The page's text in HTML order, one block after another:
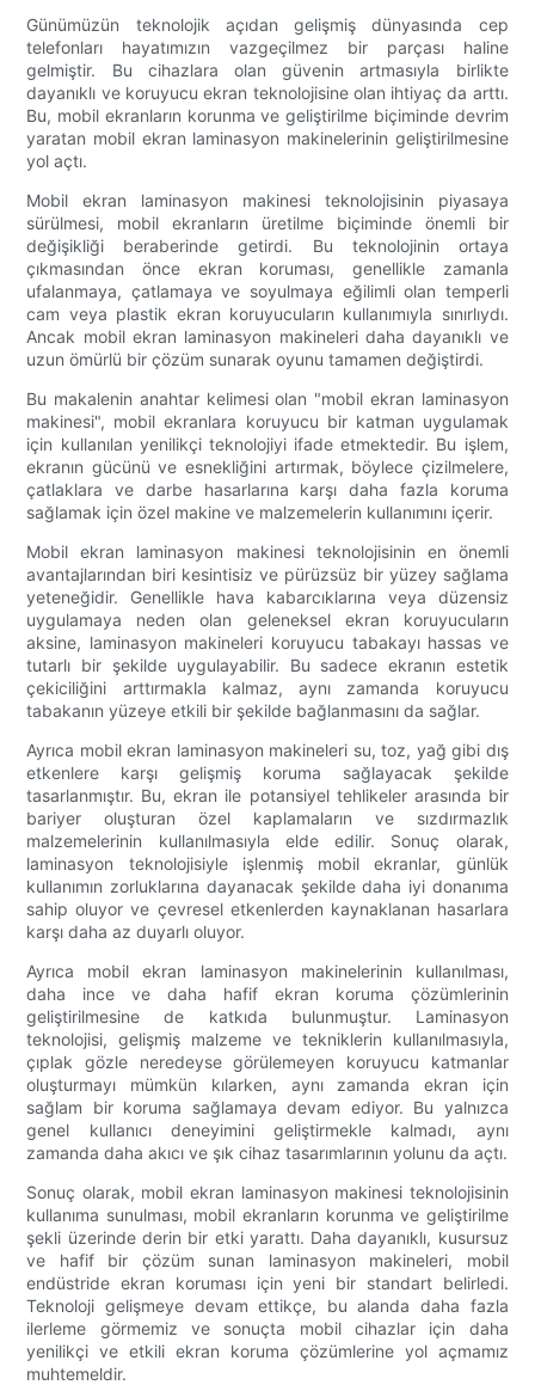
Günümüzün teknolojik açıdan gelişmiş dünyasında cep
telefonları hayatımızın vazgeçilmez bir parçası haline
gelmiştir. Bu cihazlara olan güvenin artmasıyla birlikte
dayanıklı ve koruyucu ekran teknolojisine olan ihtiyaç da arttı.
Bu, mobil ekranların korunma ve geliştirilme biçiminde devrim
yaratan mobil ekran laminasyon makinelerinin geliştirilmesine
yol açtı.
Mobil ekran laminasyon makinesi teknolojisinin piyasaya
sürülmesi, mobil ekranların üretilme biçiminde önemli bir
değişikliği beraberinde getirdi. Bu teknolojinin ortaya
çıkmasından önce ekran koruması, genellikle zamanla
ufalanmaya, çatlamaya ve soyulmaya eğilimli olan temperli
cam veya plastik ekran koruyucuların kullanımıyla sınırlıydı.
Ancak mobil ekran laminasyon makineleri daha dayanıklı ve
uzun ömürlü bir çözüm sunarak oyunu tamamen değiştirdi.
Bu makalenin anahtar kelimesi olan "mobil ekran laminasyon
makinesi", mobil ekranlara koruyucu bir katman uygulamak
için kullanılan yenilikçi teknolojiyi ifade etmektedir. Bu işlem,
ekranın gücünü ve esnekliğini artırmak, böylece çizilmelere,
çatlaklara ve darbe hasarlarına karşı daha fazla koruma
sağlamak için özel makine ve malzemelerin kullanımını içerir.
Mobil ekran laminasyon makinesi teknolojisinin en önemli
avantajlarından biri kesintisiz ve pürüzsüz bir yüzey sağlama
yeteneğidir. Genellikle hava kabarcıklarına veya düzensiz
uygulamaya neden olan geleneksel ekran koruyucuların
aksine, laminasyon makineleri koruyucu tabakayı hassas ve
tutarlı bir şekilde uygulayabilir. Bu sadece ekranın estetik
çekiciliğini arttırmakla kalmaz, aynı zamanda koruyucu
tabakanın yüzeye etkili bir şekilde bağlanmasını da sağlar.
Ayrıca mobil ekran laminasyon makineleri su, toz, yağ gibi dış
etkenlere karşı gelişmiş koruma sağlayacak şekilde
tasarlanmıştır. Bu, ekran ile potansiyel tehlikeler arasında bir
bariyer oluşturan özel kaplamaların ve sızdırmazlık
malzemelerinin kullanılmasıyla elde edilir. Sonuç olarak,
laminasyon teknolojisiyle işlenmiş mobil ekranlar, günlük
kullanımın zorluklarına dayanacak şekilde daha iyi donanıma
sahip oluyor ve çevresel etkenlerden kaynaklanan hasarlara
karşı daha az duyarlı oluyor.
Ayrıca mobil ekran laminasyon makinelerinin kullanılması,
daha ince ve daha hafif ekran koruma çözümlerinin
geliştirilmesine de katkıda bulunmuştur. Laminasyon
teknolojisi, gelişmiş malzeme ve tekniklerin kullanılmasıyla,
çıplak gözle neredeyse görülemeyen koruyucu katmanlar
oluşturmayı mümkün kılarken, aynı zamanda ekran için
sağlam bir koruma sağlamaya devam ediyor. Bu yalnızca
genel kullanıcı deneyimini geliştirmekle kalmadı, aynı
zamanda daha akıcı ve şık cihaz tasarımlarının yolunu da açtı.
Sonuç olarak, mobil ekran laminasyon makinesi teknolojisinin
kullanıma sunulması, mobil ekranların korunma ve geliştirilme
şekli üzerinde derin bir etki yarattı. Daha dayanıklı, kusursuz
ve hafif bir çözüm sunan laminasyon makineleri, mobil
endüstride ekran koruması için yeni bir standart belirledi.
Teknoloji gelişmeye devam ettikçe, bu alanda daha fazla
ilerleme görmemiz ve sonuçta mobil cihazlar için daha
yenilikçi ve etkili ekran koruma çözümlerine yol açmamız
muhtemeldir.